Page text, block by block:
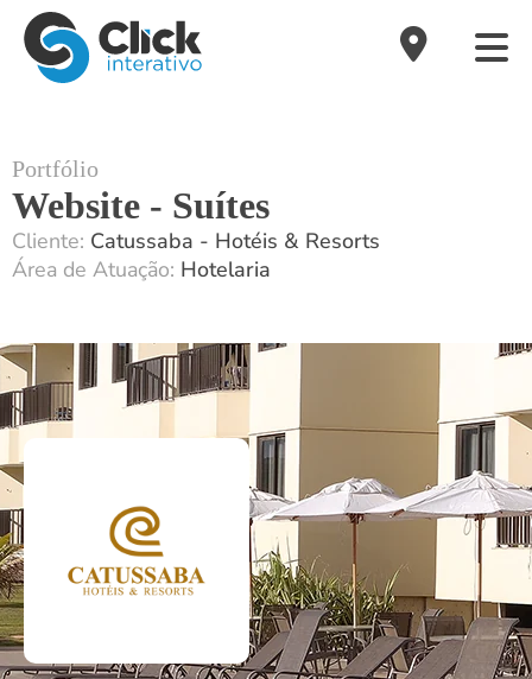
Portfólio
Website - Suítes
Cliente: Catussaba - Hotéis & Resorts
Área de Atuação: Hotelaria